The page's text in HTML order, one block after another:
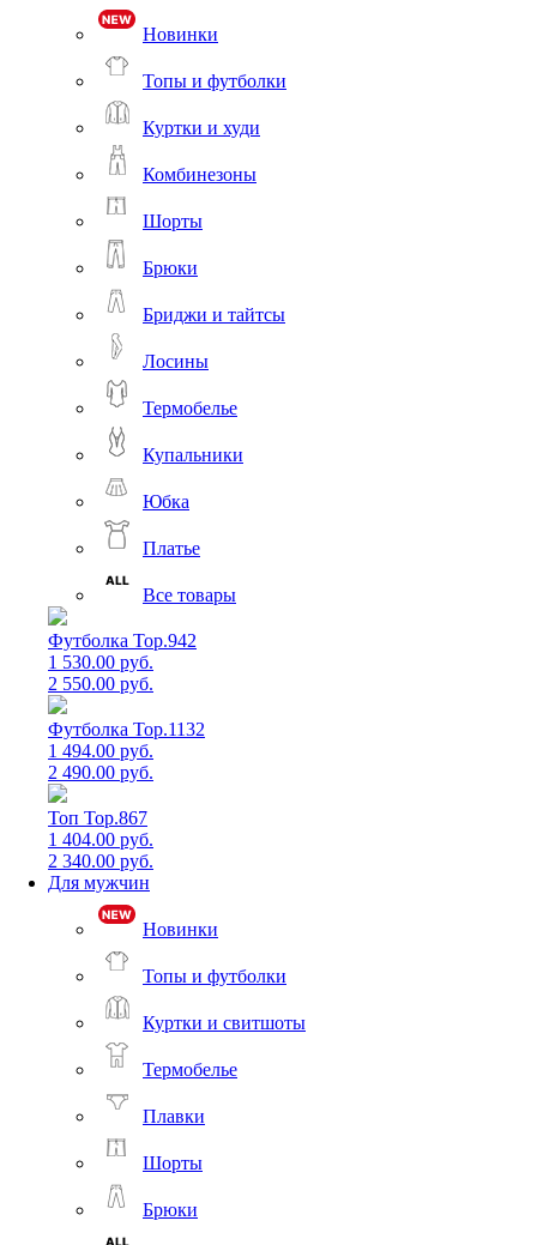
Новинки
Топы и футболки
Куртки и худи
Комбинезоны
Шорты
Брюки
Бриджи и тайтсы
Лосины
Термобелье
Купальники
Юбка
Платье
Все товары
Футболка Top.942
1 530.00 руб.
2 550.00 руб.
Футболка Top.1132
1 494.00 руб.
2 490.00 руб.
Топ Top.867
1 404.00 руб.
2 340.00 руб.
Для мужчин
Новинки
Топы и футболки
Куртки и свитшоты
Термобелье
Плавки
Шорты
Брюки